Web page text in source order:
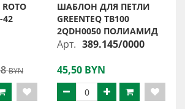
42
BYN
ШАБЛОН ДЛЯ ПЕТЛИ
GREENTEQ TB100
2QDH0050 ПОЛИАМИД
Арт. 389.145/0000
45,50 BYN